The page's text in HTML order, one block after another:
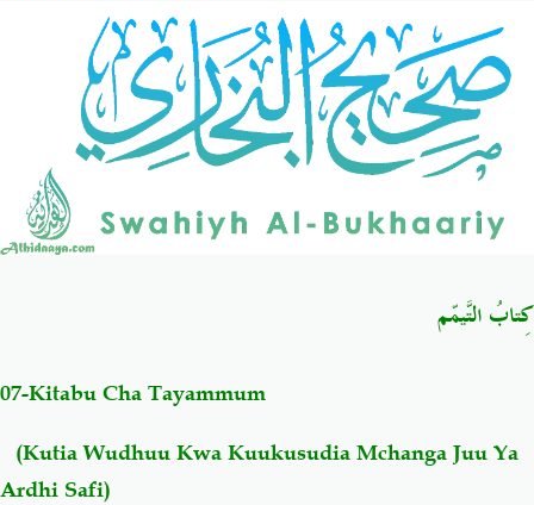
Salaf Wa Ummah Firaq-Makundi
Fiqh-Ibaadah Duaa-Adhkaar
Fataawa Za Ulamaa Kauli Za Salaf
Mapishi
كِتابُ التَّيمّم
07-Kitabu Cha Tayammum
(Kutia Wudhuu Kwa Kuukusudia Mchanga Juu Ya
Ardhi Safi)